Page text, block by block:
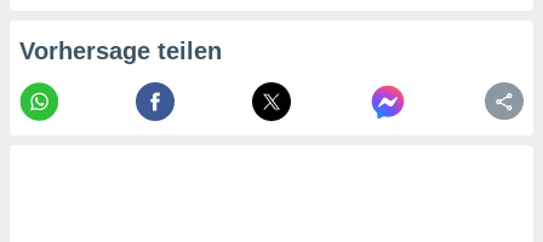
1199
Vorhersage teilen